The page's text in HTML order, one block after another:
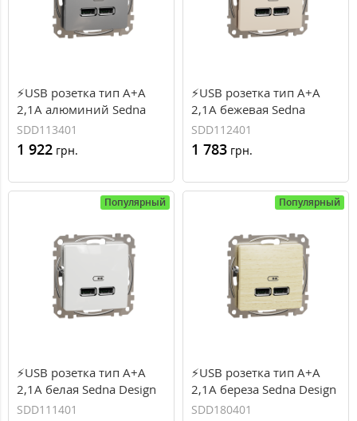
⚡USB розетка тип A+A
2,1A алюминий Sedna
Design Schneider Electric
(SDD113401)
SDD113401
1 922 грн.
⚡USB розетка тип A+A
2,1A бежевая Sedna
Design Schneider Electric
(SDD112401)
SDD112401
1 783 грн.
Популярный
⚡USB розетка тип A+A
2,1A белая Sedna Design
Schneider Electric
SDD111401
Популярный
⚡USB розетка тип A+A
2,1A береза Sedna Design
Schneider Electric
SDD180401